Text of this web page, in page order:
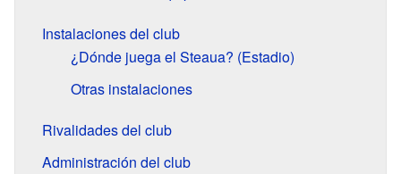
Instalaciones del club
¿Dónde juega el Steaua? (Estadio)
Otras instalaciones
Rivalidades del club
Administración del club